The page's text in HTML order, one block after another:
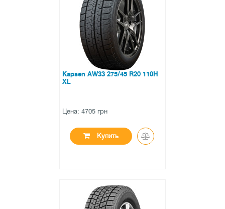
0 отзывов
Kapsen AW33 275/45 R20 110H
XL
Цена: 4705 грн
Купить
в наличии